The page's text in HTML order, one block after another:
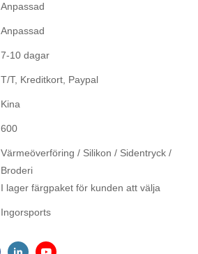
Anpassad
Anpassad
7-10 dagar
T/T, Kreditkort, Paypal
Kina
600
Värmeöverföring / Silikon / Sidentryck /
Broderi
I lager färgpaket för kunden att välja
Ingorsports